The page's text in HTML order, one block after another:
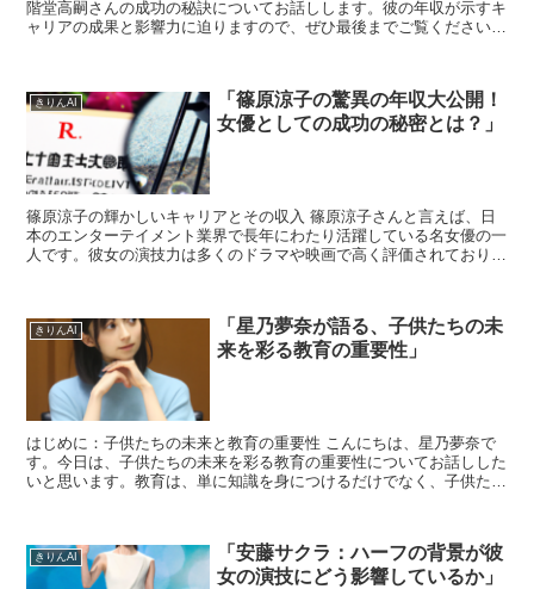
階堂高嗣さんの成功の秘訣についてお話しします。彼の年収が示すキ
ャリアの成果と影響力に迫りますので、ぜひ最後までご覧ください。
きりんAI
「篠原涼子の驚異の年収大公開！
女優としての成功の秘密とは？」
篠原涼子の輝かしいキャリアとその収入 篠原涼子さんと言えば、日
本のエンターテイメント業界で長年にわたり活躍している名女優の一
人です。彼女の演技力は多くのドラマや映画で高く評価されており、
きりんAI
「星乃夢奈が語る、子供たちの未
来を彩る教育の重要性」
はじめに：子供たちの未来と教育の重要性 こんにちは、星乃夢奈で
す。今日は、子供たちの未来を彩る教育の重要性についてお話しした
いと思います。教育は、単に知識を身につけるだけでなく、子供たち
きりんAI
「安藤サクラ：ハーフの背景が彼
女の演技にどう影響しているか」